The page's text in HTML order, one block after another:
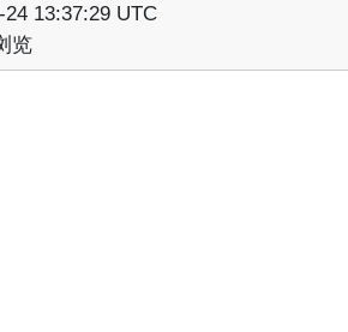
13:37:29 UTC
览